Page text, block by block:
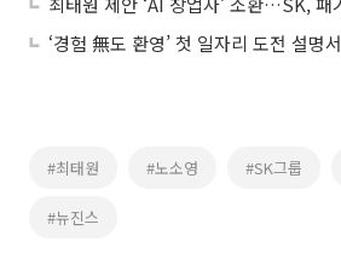
‘경험 無도 환영’ 첫 일자리 도전 설명서
#최태원 #노소영 #SK그룹
#뉴진스